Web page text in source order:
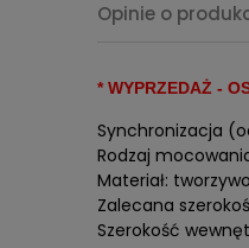
Opinie o
* WYPRZEDAŻ -
Synchronizacja
Rodzaj
Materiał:
Zalecana
Szerokość